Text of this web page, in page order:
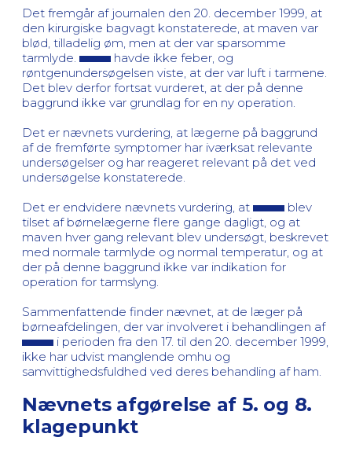
Det fremgår af journalen den 20. december 1999, at
den kirurgiske bagvagt konstaterede, at maven var
blød, tilladelig øm, men at der var sparsomme
tarmlyde.
havde ikke feber, og
røntgenundersøgelsen viste, at der var luft i tarmene.
Det blev derfor fortsat vurderet, at der på denne
baggrund ikke var grundlag for en ny operation.
Det er nævnets vurdering, at lægerne på baggrund
af de fremførte symptomer har iværksat relevante
undersøgelser og har reageret relevant på det ved
undersøgelse konstaterede.
Det er endvidere nævnets vurdering, at
blev
tilset af børnelægerne flere gange dagligt, og at
maven hver gang relevant blev undersøgt, beskrevet
med normale tarmlyde og normal temperatur, og at
der på denne baggrund ikke var indikation for
operation for tarmslyng.
Sammenfattende finder nævnet, at de læger på
børneafdelingen, der var involveret i behandlingen af
i perioden fra den 17. til den 20. december 1999,
ikke har udvist manglende omhu og
samvittighedsfuldhed ved deres behandling af ham.
Nævnets afgørelse af 5. og 8.
klagepunkt